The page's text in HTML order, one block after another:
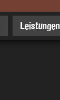
Leistungen